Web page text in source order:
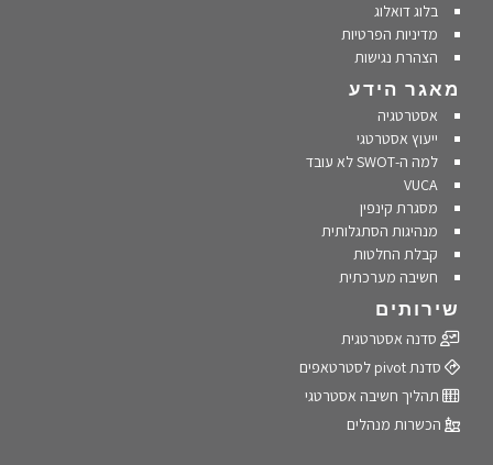
בלוג דואלוג
מדיניות הפרטיות
הצהרת נגישות
מאגר הידע
אסטרטגיה
ייעוץ אסטרטגי
למה ה-SWOT לא עובד
VUCA
מסגרת קינפין
מנהיגות הסתגלותית
קבלת החלטות
חשיבה מערכתית
שירותים
סדנה אסטרטגית
סדנת pivot לסטרטאפים
תהליך חשיבה אסטרטגי
הכשרות מנהלים